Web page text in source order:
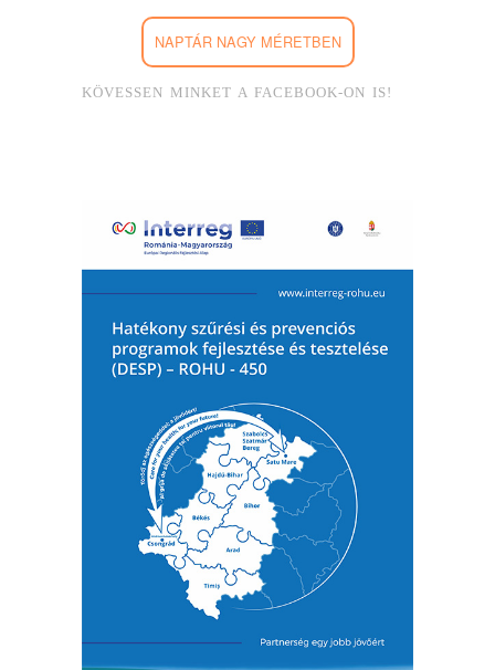
NAPTÁR NAGY MÉRETBEN
KÖVESSEN MINKET A FACEBOOK-ON IS!